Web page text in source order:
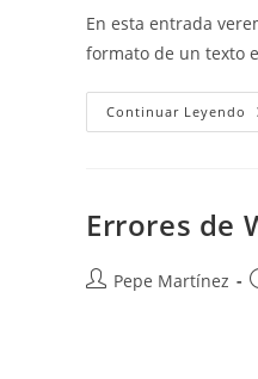
la
entrada:
En esta entrada
formato de un texto
Continuar Leyendo
Errores de
AutorPepe Martínez